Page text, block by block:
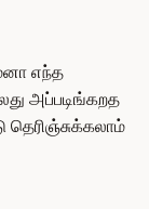
எந்த
அப்படிங்கறத
தெரிஞ்சுக்கலாம்